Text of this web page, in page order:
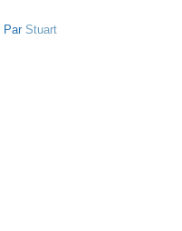
Par Stuart